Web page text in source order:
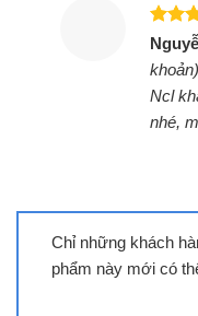
Bếp đôi điện từ
Được
hạng
sao
khoản)
Ncl
nhé,
Chỉ những khách
phẩm này mới có